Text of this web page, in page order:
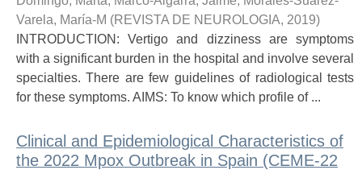
Varela, María-M (REVISTA DE NEUROLOGIA, 2019)
INTRODUCTION: Vertigo and dizziness are symptoms
with a significant burden in the hospital and involve several
specialties. There are few guidelines of radiological tests
for these symptoms. AIMS: To know which profile of ...
Clinical and Epidemiological Characteristics of
the 2022 Mpox Outbreak in Spain (CEME-22